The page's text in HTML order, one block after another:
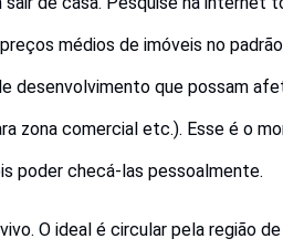
médios de imóveis no
desenvolvimento que possam
zona comercial etc.). Esse é o
poder checá-las pessoalmente.
O ideal é circular pela região